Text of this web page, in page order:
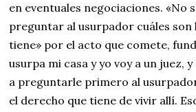
en eventuales negociaciones. «No
preguntar al usurpador cuáles son
tiene» por el acto que comete,
usurpa mi casa y yo voy a un juez,
a preguntarle primero al
el derecho que tiene de vivir allí.